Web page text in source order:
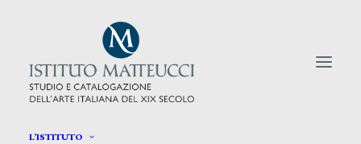
L’ISTITUTO